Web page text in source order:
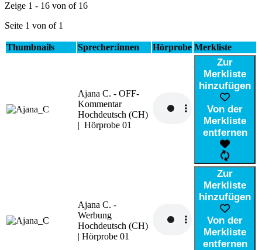
Zeige 1 - 16 von of 16
Seite 1 von of 1
Thumbnails Sprecher:innen Hörprobe Merkliste
Ajana C. - OFF-
Kommentar
Hochdeutsch (CH)
| Hörprobe 01
Zur
Merkliste
hinzufügen
Von der
Merkliste
entfernen
Ajana C. -
Werbung
Hochdeutsch (CH)
| Hörprobe 01
Zur
Merkliste
hinzufügen
Von der
Merkliste
entfernen